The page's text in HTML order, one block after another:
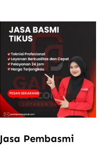
Jasa Pembasmi